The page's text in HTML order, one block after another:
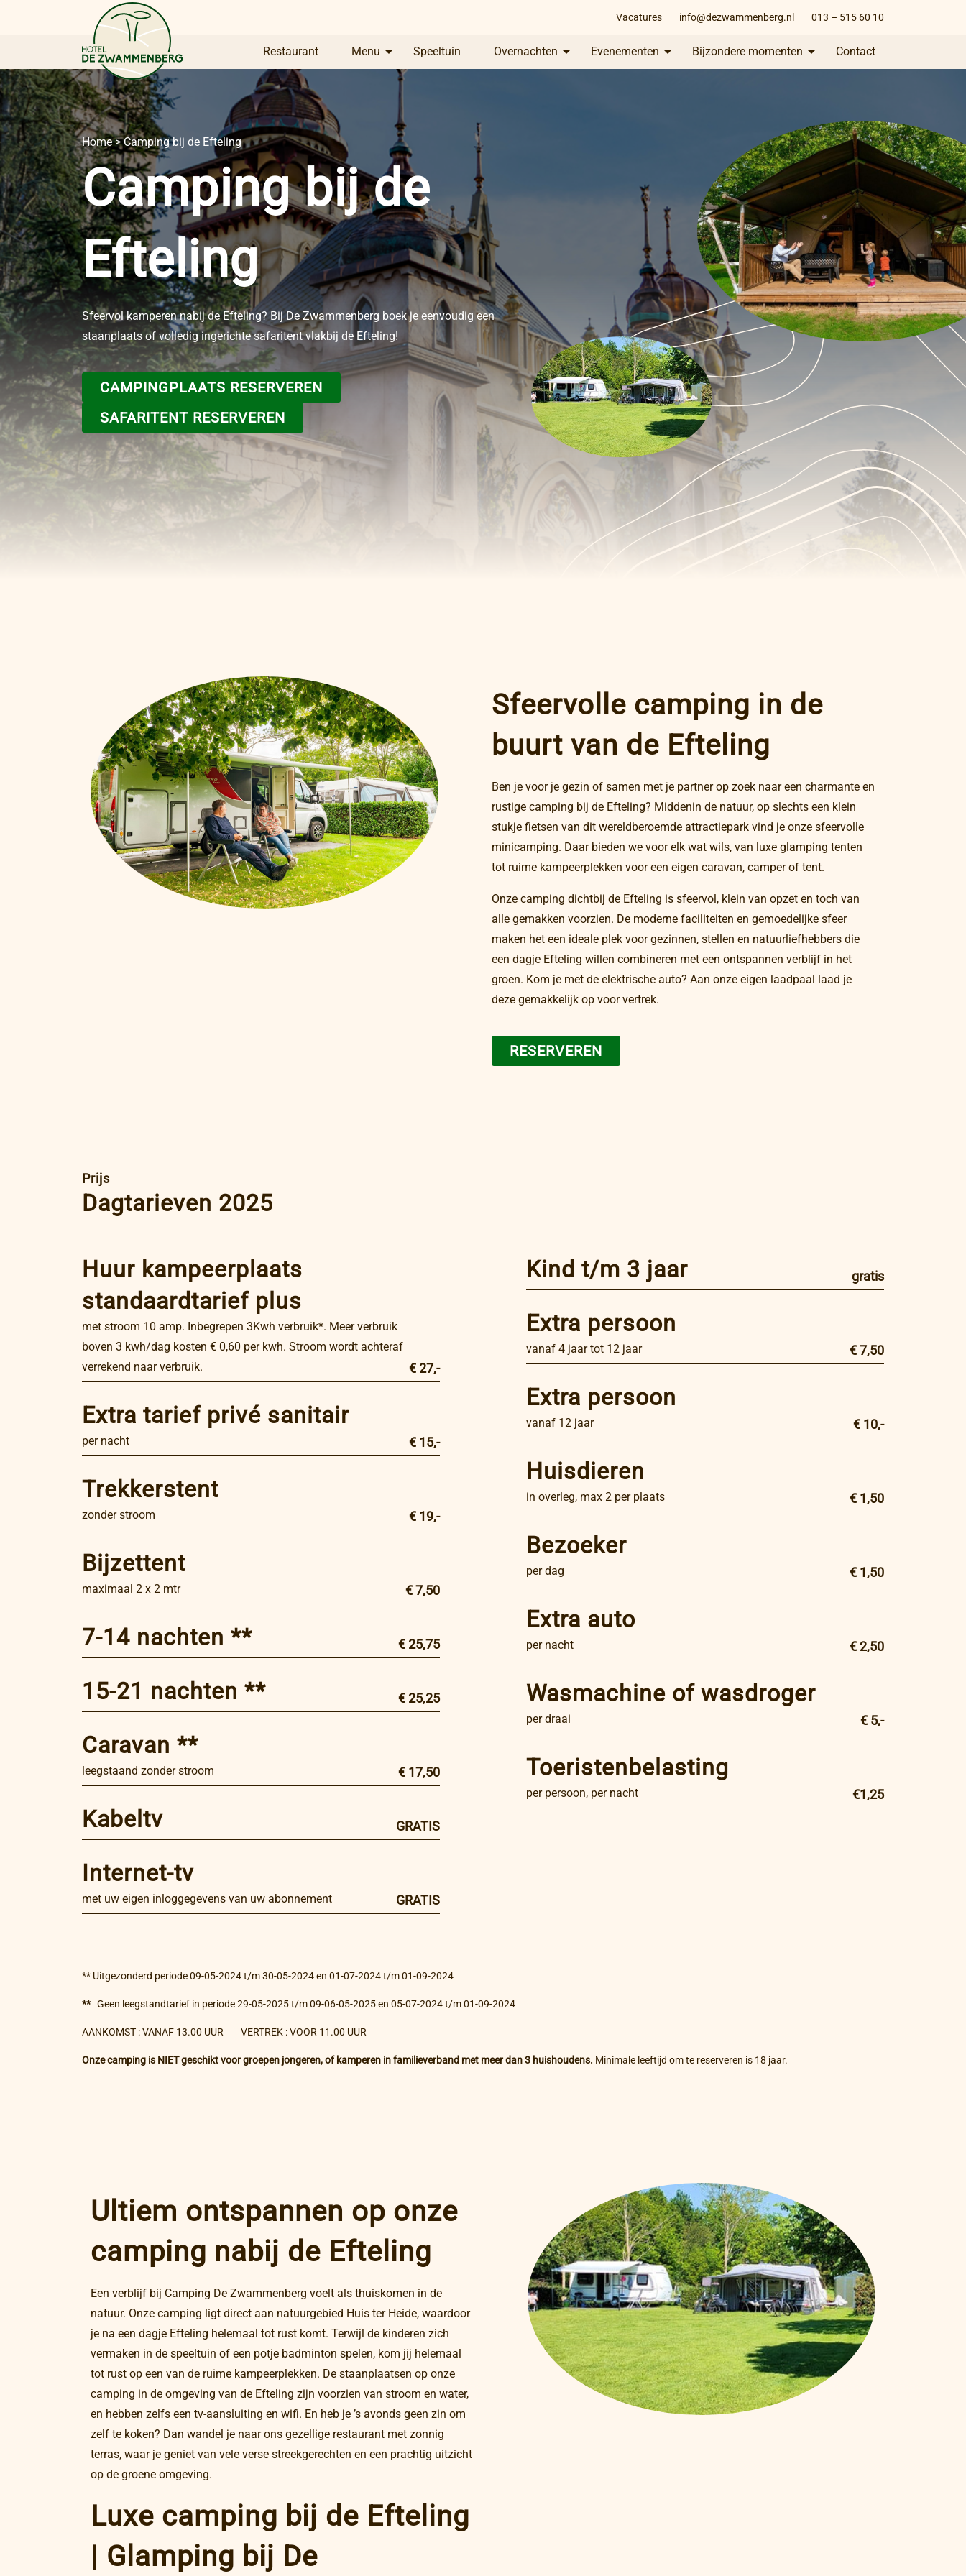
Vacatures info@dezwammenberg.nl 013 – 515 60 10
Restaurant Menu Speeltuin Overnachten Evenementen Bijzondere momenten Contact
Home>Camping bij de Efteling
Camping bij de
Efteling
Sfeervol kamperen nabij de Efteling? Bij De Zwammenberg boek je eenvoudig een
staanplaats of volledig ingerichte safaritent vlakbij de Efteling!
CAMPINGPLAATS RESERVEREN
SAFARITENT RESERVEREN
Sfeervolle camping in de
buurt van de Efteling
Ben je voor je gezin of samen met je partner op zoek naar een charmante en
rustige camping bij de Efteling? Middenin de natuur, op slechts een klein
stukje fietsen van dit wereldberoemde attractiepark vind je onze sfeervolle
minicamping. Daar bieden we voor elk wat wils, van luxe glamping tenten
tot ruime kampeerplekken voor een eigen caravan, camper of tent.
Onze camping dichtbij de Efteling is sfeervol, klein van opzet en toch van
alle gemakken voorzien. De moderne faciliteiten en gemoedelijke sfeer
maken het een ideale plek voor gezinnen, stellen en natuurliefhebbers die
een dagje Efteling willen combineren met een ontspannen verblijf in het
groen. Kom je met de elektrische auto? Aan onze eigen laadpaal laad je
deze gemakkelijk op voor vertrek.
RESERVEREN
Prijs
Dagtarieven 2025
Huur kampeerplaats
standaardtarief plus
met stroom 10 amp. Inbegrepen 3Kwh verbruik*. Meer verbruik
boven 3 kwh/dag kosten € 0,60 per kwh. Stroom wordt achteraf
verrekend naar verbruik.
€ 27,-
Extra tarief privé sanitair
per nacht € 15,-
Trekkerstent
zonder stroom € 19,-
Bijzettent
maximaal 2 x 2 mtr € 7,50
7-14 nachten ** € 25,75
15-21 nachten ** € 25,25
Caravan **
leegstaand zonder stroom € 17,50
Kabeltv GRATIS
Internet-tv
met uw eigen inloggegevens van uw abonnement GRATIS
Kind t/m 3 jaar gratis
Extra persoon
vanaf 4 jaar tot 12 jaar € 7,50
Extra persoon
vanaf 12 jaar € 10,-
Huisdieren
in overleg, max 2 per plaats € 1,50
Bezoeker
per dag € 1,50
Extra auto
per nacht € 2,50
Wasmachine of wasdroger
per draai € 5,-
Toeristenbelasting
per persoon, per nacht €1,25
** Uitgezonderd periode 09-05-2024 t/m 30-05-2024 en 01-07-2024 t/m 01-09-2024
** Geen leegstandtarief in periode 29-05-2025 t/m 09-06-05-2025 en 05-07-2024 t/m 01-09-2024
AANKOMST : VANAF 13.00 UUR VERTREK : VOOR 11.00 UUR
Onze camping is NIET geschikt voor groepen jongeren, of kamperen in familieverband met meer dan 3 huishoudens. Minimale leeftijd om te reserveren is 18 jaar.
Ultiem ontspannen op onze
camping nabij de Efteling
Een verblijf bij Camping De Zwammenberg voelt als thuiskomen in de
natuur. Onze camping ligt direct aan natuurgebied Huis ter Heide, waardoor
je na een dagje Efteling helemaal tot rust komt. Terwijl de kinderen zich
vermaken in de speeltuin of een potje badminton spelen, kom jij helemaal
tot rust op een van de ruime kampeerplekken. De staanplaatsen op onze
camping in de omgeving van de Efteling zijn voorzien van stroom en water,
en hebben zelfs een tv-aansluiting en wifi. En heb je ’s avonds geen zin om
zelf te koken? Dan wandel je naar ons gezellige restaurant met zonnig
terras, waar je geniet van vele verse streekgerechten en een prachtig uitzicht
op de groene omgeving.
Luxe camping bij de Efteling
| Glamping bij De